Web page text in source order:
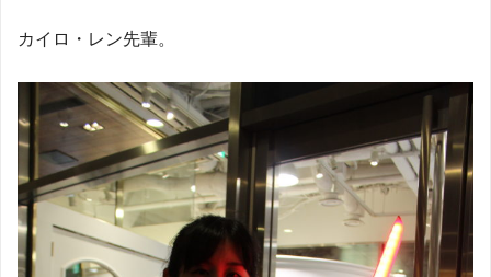
カイロ・レン先輩。